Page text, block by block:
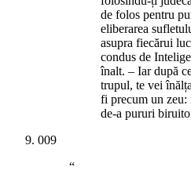
de folos pentru
eliberarea
asupra fiecărui
condus de
înalt. – Iar după
trupul, te vei
fi precum un zeu:
de-a pururi
009
“